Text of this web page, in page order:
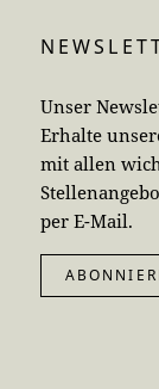
Unser
Erhalte
mit allen
per E-Mail.